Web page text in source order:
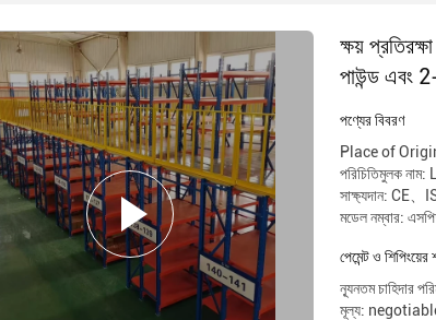
ক্ষয়
পাউন্ড এবং
পণ্যের বিবরণ
Place of
পরিচিতিমুলক
সাক্ষ্যদান: CE、
মডেল নম্বার:
পেমেন্ট ও শিপিংয়ের
ন্যূনতম চাহিদার
মূল্য: